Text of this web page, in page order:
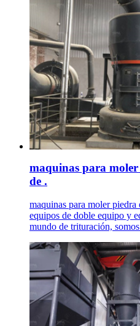
maquinas para
de .
maquinas para moler
equipos de doble equipo y
mundo de trituración,